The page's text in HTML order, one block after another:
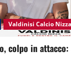
Valdinisi Calcio Nizza
colpo in attacco: